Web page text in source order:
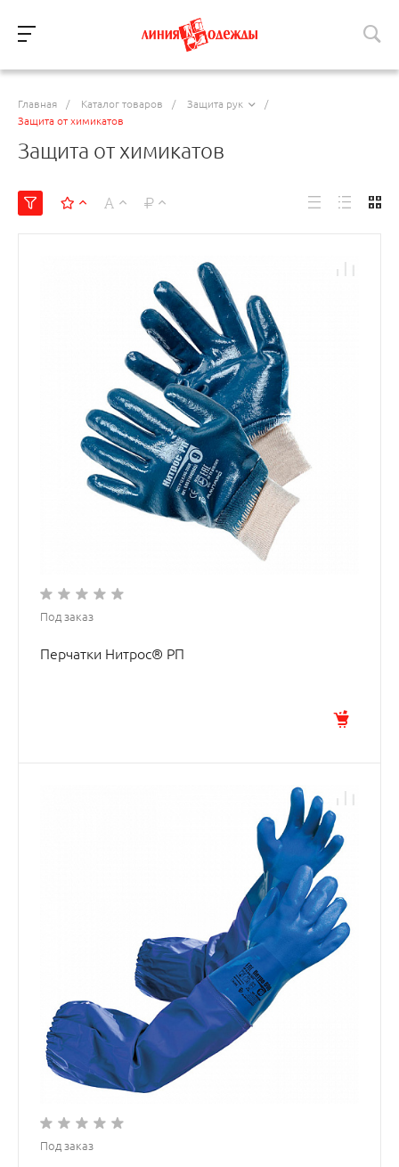
Главная / Каталог товаров / Защита рук
/
Защита от химикатов
Защита от химикатов
Под заказ
Перчатки Нитрос® РП
Под заказ